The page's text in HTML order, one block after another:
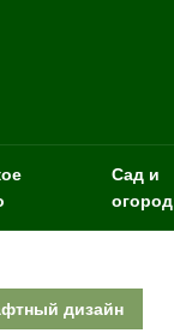
Сад и
огород
дизайн